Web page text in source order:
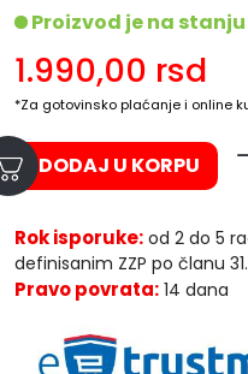
Proizvod je na stanju
1.990,00 rsd
*Za gotovinsko plaćanje i online
DODAJ U KORPU
Rok isporuke: od 2 do 5
definisanim ZZP po članu 31.
Pravo povrata: 14 dana